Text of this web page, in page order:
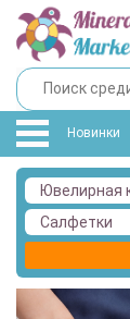
Новинки